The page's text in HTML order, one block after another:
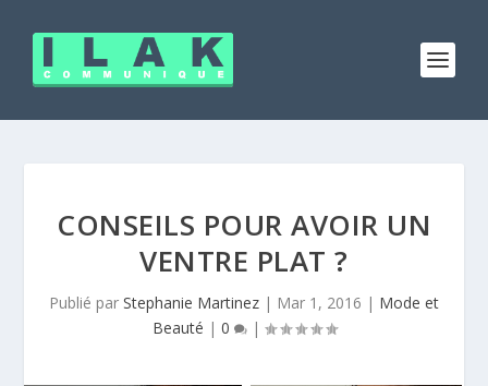
CONSEILS POUR AVOIR UN
VENTRE PLAT ?
Publié par Stephanie Martinez | Mar 1, 2016 | Mode et
Beauté | 0 |